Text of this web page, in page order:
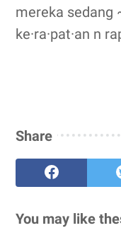
mereka sedang
ke·ra·pat·an n
Share
You may like